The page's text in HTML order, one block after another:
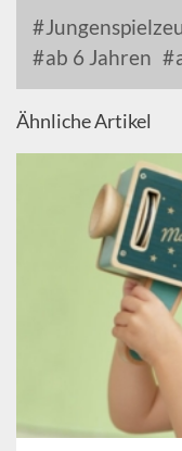
ab 6 Jahren
Ähnliche Artikel